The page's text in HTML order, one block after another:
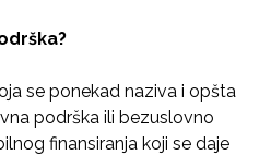
se ponekad naziva i opšta
podrška ili bezuslovno
finansiranja koji se daje